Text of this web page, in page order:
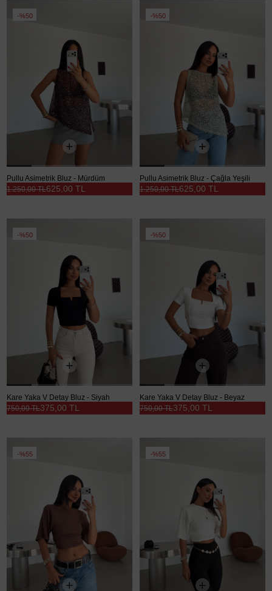
%50
Pullu Asimetrik Bluz - Mürdüm
625,00 TL
1.250,00 TL
%50
Pullu Asimetrik Bluz - Çağla Yeşili
625,00 TL
1.250,00 TL
%50
Kare Yaka V Detay Bluz - Siyah
375,00 TL
750,00 TL
%50
Kare Yaka V Detay Bluz - Beyaz
375,00 TL
750,00 TL
%55 %55